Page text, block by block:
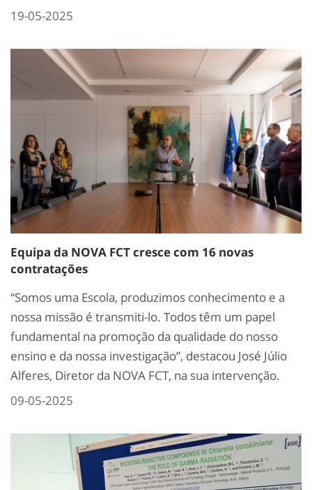
19-05-2025
Equipa da NOVA FCT cresce com 16 novas
contratações
“Somos uma Escola, produzimos conhecimento e a
nossa missão é transmiti-lo. Todos têm um papel
fundamental na promoção da qualidade do nosso
ensino e da nossa investigação”, destacou José Júlio
Alferes, Diretor da NOVA FCT, na sua intervenção.
09-05-2025